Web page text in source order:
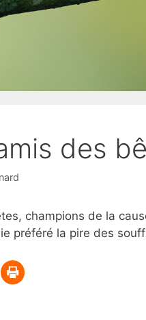
des
champions de la
préféré la pire des